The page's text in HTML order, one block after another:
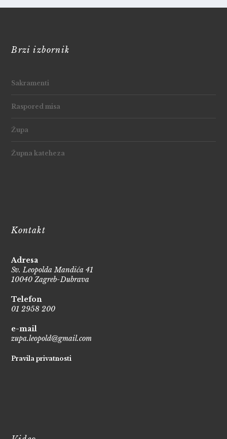
Brzi izbornik
Sakramenti
Raspored misa
Župa
Župna kateheza
Kontakt
Adresa
Sv. Leopolda Mandića 41
10040 Zagreb-Dubrava
Telefon
01 2958 200
e-mail
zupa.leopold@gmail.com
Pravila privatnosti